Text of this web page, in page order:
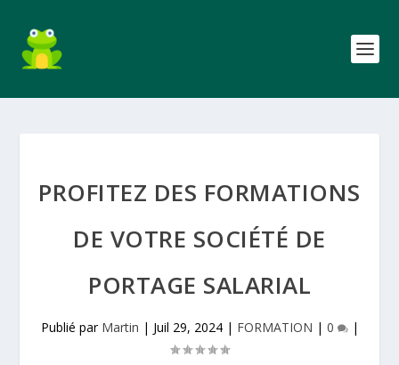
PROFITEZ DES FORMATIONS
DE VOTRE SOCIÉTÉ DE
PORTAGE SALARIAL
Publié par Martin | Juil 29, 2024| FORMATION | 0 |